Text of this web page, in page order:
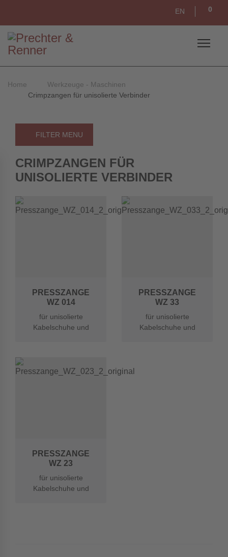
EN 0
Home
Werkzeuge - Maschinen
Crimpzangen für unisolierte Verbinder
FILTER MENU
CRIMPZANGEN FÜR
UNISOLIERTE VERBINDER
PRESSZANGE
WZ 014
für unisolierte
Kabelschuhe und
PRESSZANGE
WZ 33
für unisolierte
Kabelschuhe und
PRESSZANGE
WZ 23
für unisolierte
Kabelschuhe und